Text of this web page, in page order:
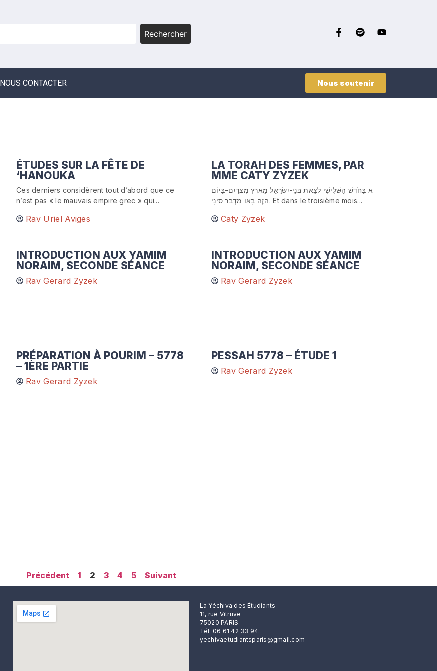
Rechercher
NOUS CONTACTER Nous soutenir
ÉTUDES SUR LA FÊTE DE
‘HANOUKA
Ces derniers considèrent tout d’abord que ce
n’est pas « le mauvais empire grec » qui...
Rav Uriel Aviges
LA TORAH DES FEMMES, PAR
MME CATY ZYZEK
א בַּחֹדֶשׁ הַשְּׁלִישִׁי לְצֵאת בְּנֵי-יִשְׂרָאֵל מֵאֶרֶץ מִצְרָיִם–בַּיּוֹם
הַזֶּה בָּאוּ מִדְבַּר סִינָי. Et dans le troisième mois...
Caty Zyzek
INTRODUCTION AUX YAMIM
NORAIM, SECONDE SÉANCE
Rav Gerard Zyzek
INTRODUCTION AUX YAMIM
NORAIM, SECONDE SÉANCE
Rav Gerard Zyzek
PRÉPARATION À POURIM – 5778
– 1ÈRE PARTIE
Rav Gerard Zyzek
PESSAH 5778 – ÉTUDE 1
Rav Gerard Zyzek
Précédent 1 2 3 4 5 Suivant
La Yéchiva des Étudiants
11, rue Vitruve
75020 PARIS.
Tél: 06 61 42 33 94.
yechivaetudiantsparis@gmail.com